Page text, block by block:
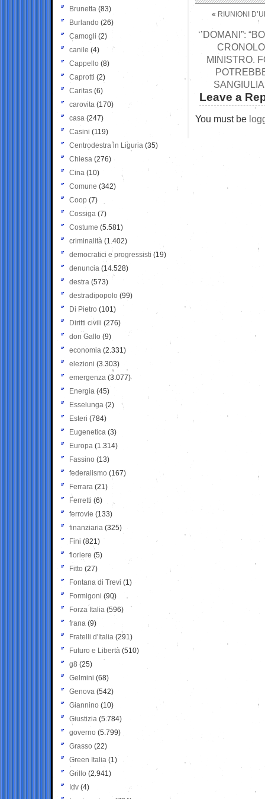
« RIUNIONI
‘’DOMANI”:
MINISTRO.
Leave a
You must be
Brunetta (83)
Burlando (26)
Camogli (2)
canile (4)
Cappello (8)
Caprotti (2)
Caritas (6)
carovita (170)
casa (247)
Casini (119)
Centrodestra in Liguria (35)
Chiesa (276)
Cina (10)
Comune (342)
Coop (7)
Cossiga (7)
Costume (5.581)
criminalità (1.402)
democratici e progressisti (19)
denuncia (14.528)
destra (573)
destradipopolo (99)
Di Pietro (101)
Diritti civili (276)
don Gallo (9)
economia (2.331)
elezioni (3.303)
emergenza (3.077)
Energia (45)
Esselunga (2)
Esteri (784)
Eugenetica (3)
Europa (1.314)
Fassino (13)
federalismo (167)
Ferrara (21)
Ferretti (6)
ferrovie (133)
finanziaria (325)
Fini (821)
fioriere (5)
Fitto (27)
Fontana di Trevi (1)
Formigoni (90)
Forza Italia (596)
frana (9)
Fratelli d'Italia (291)
Futuro e Libertà (510)
g8 (25)
Gelmini (68)
Genova (542)
Giannino (10)
Giustizia (5.784)
governo (5.799)
Grasso (22)
Green Italia (1)
Grillo (2.941)
Idv (4)